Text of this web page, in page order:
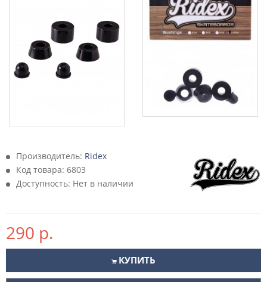
Производитель: Ridex
Код товара: 6803
Доступность: Нет в наличии
290 р.
КУПИТЬ